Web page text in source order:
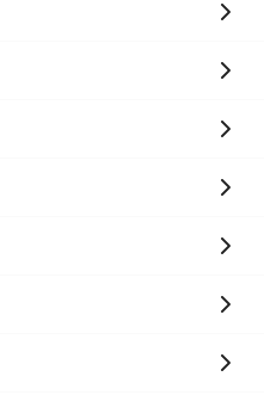
お届けいたします。ギフトへ
ワイト）（